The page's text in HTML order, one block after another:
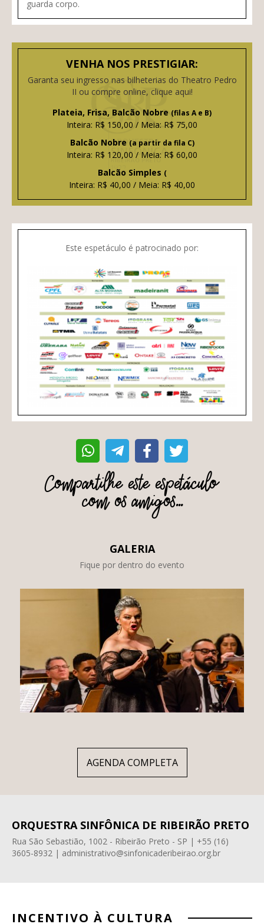
guarda corpo.
VENHA NOS PRESTIGIAR:
Garanta seu ingresso nas bilheterias do Theatro Pedro
II ou compre online, clique aqui!
Plateia, Frisa, Balcão Nobre (filas A e B)
Inteira: R$ 150,00 / Meia: R$ 75,00
Balcão Nobre (a partir da fila C)
Inteira: R$ 120,00 / Meia: R$ 60,00
Balcão Simples (
Inteira: R$ 40,00 / Meia: R$ 40,00
Este espetáculo é patrocinado por:
Compartilhe este espetáculo
com os amigos...
GALERIA
Fique por dentro do evento
AGENDA COMPLETA
ORQUESTRA SINFÔNICA DE RIBEIRÃO PRETO
Rua São Sebastião, 1002 - Ribeirão Preto - SP | +55 (16)
3605-8932 | administrativo@sinfonicaderibeirao.org.br
INCENTIVO À CULTURA